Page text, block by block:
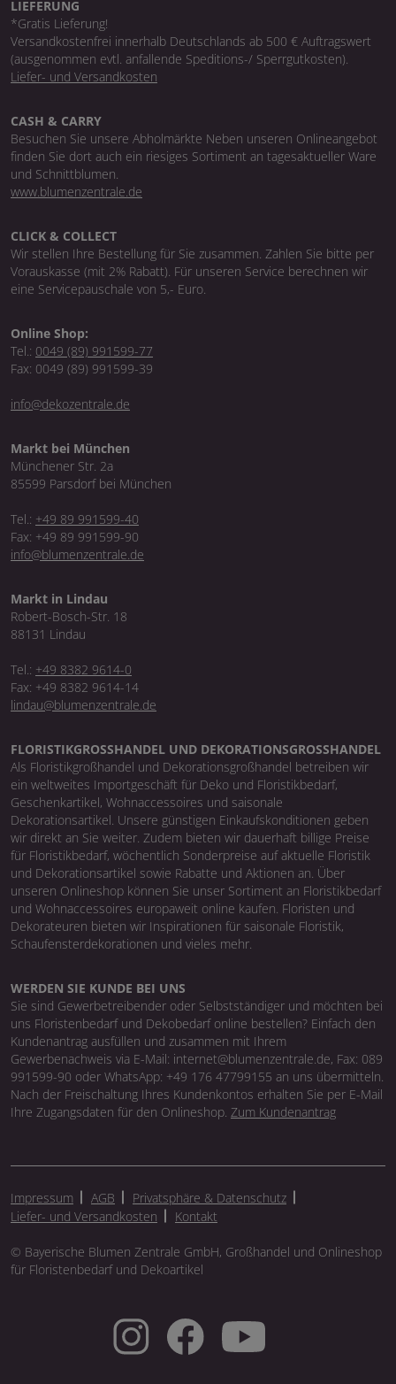
LIEFERUNG
*Gratis Lieferung!
Versandkostenfrei innerhalb Deutschlands ab 500 € Auftragswert
(ausgenommen evtl. anfallende Speditions-/ Sperrgutkosten).
Liefer- und Versandkosten
CASH & CARRY
Besuchen Sie unsere Abholmärkte Neben unseren Onlineangebot
finden Sie dort auch ein riesiges Sortiment an tagesaktueller Ware
und Schnittblumen.
www.blumenzentrale.de
CLICK & COLLECT
Wir stellen Ihre Bestellung für Sie zusammen. Zahlen Sie bitte per
Vorauskasse (mit 2% Rabatt). Für unseren Service berechnen wir
eine Servicepauschale von 5,- Euro.
Online Shop:
Tel.: 0049 (89) 991599-77
Fax: 0049 (89) 991599-39
info@dekozentrale.de
Markt bei München
Münchener Str. 2a
85599 Parsdorf bei München
Tel.: +49 89 991599-40
Fax: +49 89 991599-90
info@blumenzentrale.de
Markt in Lindau
Robert-Bosch-Str. 18
88131 Lindau
Tel.: +49 8382 9614-0
Fax: +49 8382 9614-14
lindau@blumenzentrale.de
FLORISTIKGROSSHANDEL UND DEKORATIONSGROSSHANDEL
Als Floristikgroßhandel und Dekorationsgroßhandel betreiben wir
ein weltweites Importgeschäft für Deko und Floristikbedarf,
Geschenkartikel, Wohnaccessoires und saisonale
Dekorationsartikel. Unsere günstigen Einkaufskonditionen geben
wir direkt an Sie weiter. Zudem bieten wir dauerhaft billige Preise
für Floristikbedarf, wöchentlich Sonderpreise auf aktuelle Floristik
und Dekorationsartikel sowie Rabatte und Aktionen an. Über
unseren Onlineshop können Sie unser Sortiment an Floristikbedarf
und Wohnaccessoires europaweit online kaufen. Floristen und
Dekorateuren bieten wir Inspirationen für saisonale Floristik,
Schaufensterdekorationen und vieles mehr.
WERDEN SIE KUNDE BEI UNS
Sie sind Gewerbetreibender oder Selbstständiger und möchten bei
uns Floristenbedarf und Dekobedarf online bestellen? Einfach den
Kundenantrag ausfüllen und zusammen mit Ihrem
Gewerbenachweis via E-Mail: internet@blumenzentrale.de, Fax: 089
991599-90 oder WhatsApp: +49 176 47799155 an uns übermitteln.
Nach der Freischaltung Ihres Kundenkontos erhalten Sie per E-Mail
Ihre Zugangsdaten für den Onlineshop. Zum Kundenantrag
Impressum AGB
Privatsphäre & Datenschutz
Liefer- und Versandkosten
Kontakt
© Bayerische Blumen Zentrale GmbH, Großhandel und Onlineshop
für Floristenbedarf und Dekoartikel